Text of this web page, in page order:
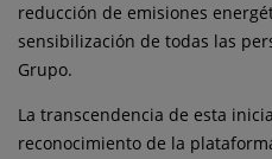
reducción de emisiones
sensibilización de todas las
Grupo.
La transcendencia de esta
reconocimiento de la